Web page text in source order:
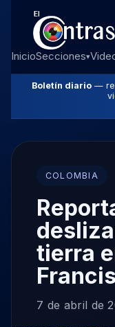
InicioSecciones▾
Boletín diario —
COLOMBIA
tierra
7 de abril de